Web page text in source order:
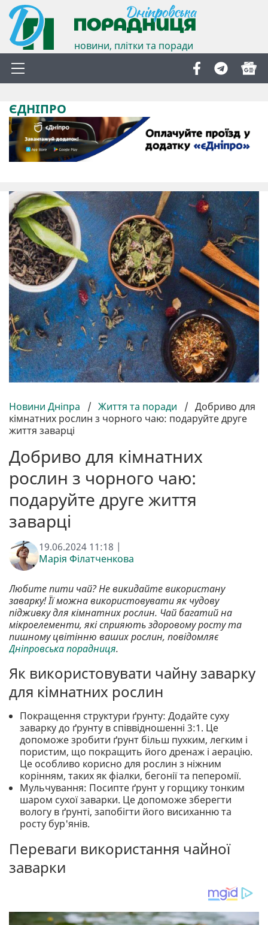
новини, плітки та поради
ЄДНІПРО
Новини Дніпра / Життя та поради / Добриво для
кімнатних рослин з чорного чаю: подаруйте друге
життя заварці
Добриво для кімнатних
рослин з чорного чаю:
подаруйте друге життя
заварці
19.06.2024 11:18 |
Марія Філатченкова
Любите пити чай? Не викидайте використану
заварку! Її можна використовувати як чудову
підживку для кімнатних рослин. Чай багатий на
мікроелементи, які сприяють здоровому росту та
пишному цвітінню ваших рослин, повідомляє
Дніпровська порадниця.
Як використовувати чайну заварку
для кімнатних рослин
Покращення структури ґрунту: Додайте суху
заварку до ґрунту в співвідношенні 3:1. Це
допоможе зробити ґрунт більш пухким, легким і
пористим, що покращить його дренаж і аерацію.
Це особливо корисно для рослин з ніжним
корінням, таких як фіалки, бегонії та пеперомії.
Мульчування: Посипте ґрунт у горщику тонким
шаром сухої заварки. Це допоможе зберегти
вологу в ґрунті, запобігти його висиханню та
росту бур'янів.
Переваги використання чайної
заварки